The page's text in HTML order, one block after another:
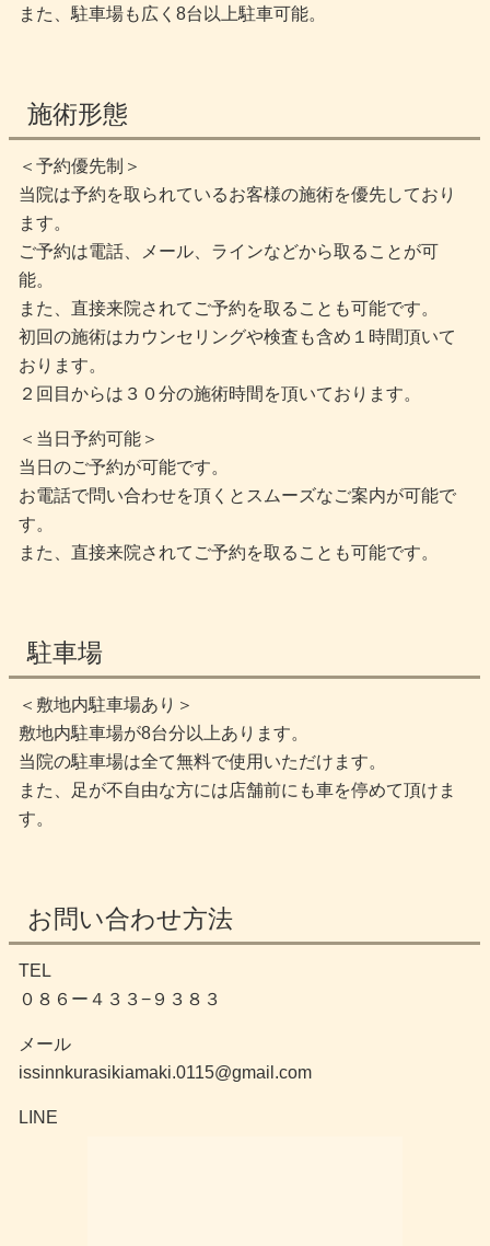
また、駐車場も広く8台以上駐車可能。
施術形態
＜予約優先制＞
当院は予約を取られているお客様の施術を優先しており
ます。
ご予約は電話、メール、ラインなどから取ることが可
能。
また、直接来院されてご予約を取ることも可能です。
初回の施術はカウンセリングや検査も含め１時間頂いて
おります。
２回目からは３０分の施術時間を頂いております。
＜当日予約可能＞
当日のご予約が可能です。
お電話で問い合わせを頂くとスムーズなご案内が可能で
す。
また、直接来院されてご予約を取ることも可能です。
駐車場
＜敷地内駐車場あり＞
敷地内駐車場が8台分以上あります。
当院の駐車場は全て無料で使用いただけます。
また、足が不自由な方には店舗前にも車を停めて頂けま
す。
お問い合わせ方法
TEL
０８６ー４３３−９３８３
メール
issinnkurasikiamaki.0115@gmail.com
LINE